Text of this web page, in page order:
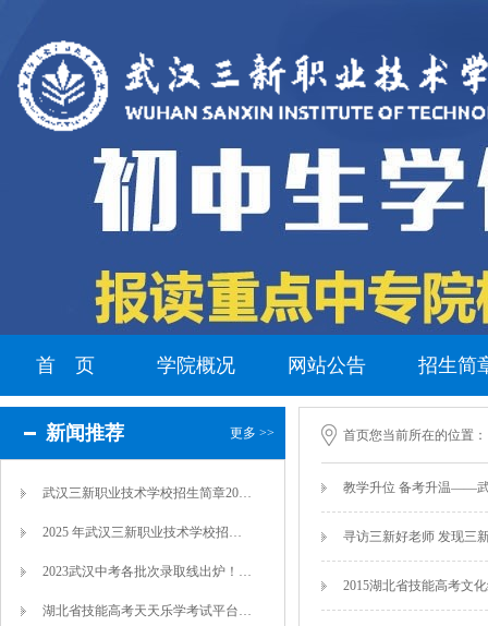
首 页 学院概况 网站公告 招生简
新闻推荐 更多 >>
武汉三新职业技术学校招生简章2025年
2025 年武汉三新职业技术学校招生指南
2023武汉中考各批次录取线出炉！多所初...
湖北省技能高考天天乐学考试平台配置服务器
您当前所在的位置：
首页
教学升位 备考升温——武
寻访三新好老师 发现三
2015湖北省技能高考文